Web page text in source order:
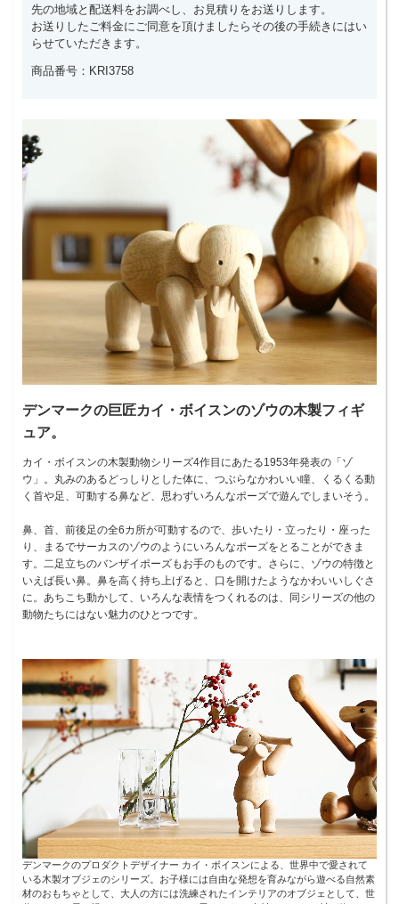
先の地域と配送料をお調べし、お見積りをお送りします。
お送りしたご料金にご同意を頂けましたらその後の手続きにはい
らせていただきます。
商品番号：KRI3758
デンマークの巨匠カイ・ボイスンのゾウの木製フィギ
ュア。
カイ・ボイスンの木製動物シリーズ4作目にあたる1953年発表の「ゾ
ウ」。丸みのあるどっしりとした体に、つぶらなかわいい瞳、くるくる動
く首や足、可動する鼻など、思わずいろんなポーズで遊んでしまいそう。
鼻、首、前後足の全6カ所が可動するので、歩いたり・立ったり・座った
り、まるでサーカスのゾウのようにいろんなポーズをとることができま
す。二足立ちのバンザイポーズもお手のものです。さらに、ゾウの特徴と
いえば長い鼻。鼻を高く持ち上げると、口を開けたようなかわいいしぐさ
に。あちこち動かして、いろんな表情をつくれるのは、同シリーズの他の
動物たちにはない魅力のひとつです。
デンマークのプロダクトデザイナー カイ・ボイスンによる、世界中で愛されて
いる木製オブジェのシリーズ。お子様には自由な発想を育みながら遊べる自然素
材のおもちゃとして、大人の方には洗練されたインテリアのオブジェとして、世